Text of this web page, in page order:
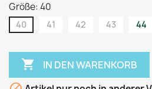
Größe: 40
40 41 42 43 44
 IN DEN WARENKORB